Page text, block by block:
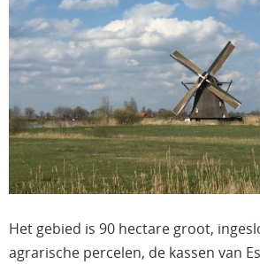
Het gebied is 90 hectare groot,
agrarische percelen, de kassen van